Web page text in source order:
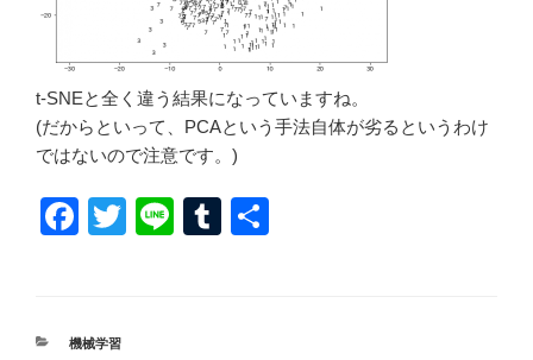
t-SNEと全く違う結果になっていますね。
(だからといって、PCAという手法自体が劣るというわけ
ではないので注意です。)
F
e
T
Li
T
カ
機械学習